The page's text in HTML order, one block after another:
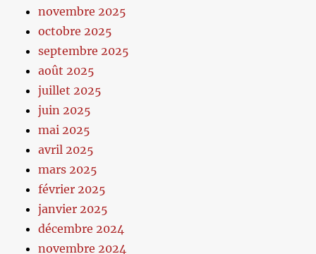
novembre 2025
octobre 2025
septembre 2025
août 2025
juillet 2025
juin 2025
mai 2025
avril 2025
mars 2025
février 2025
janvier 2025
décembre 2024
novembre 2024